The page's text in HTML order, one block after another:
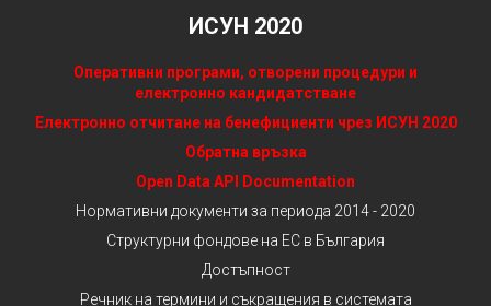
ИСУН 2020
Оперативни програми, отворени процедури и
електронно кандидатстване
Електронно отчитане на бенефициенти чрез ИСУН 2020
Обратна връзка
Open Data API Documentation
Нормативни документи за периода 2014 - 2020
Структурни фондове на ЕС в България
Достъпност
Речник на термини и съкращения в системата